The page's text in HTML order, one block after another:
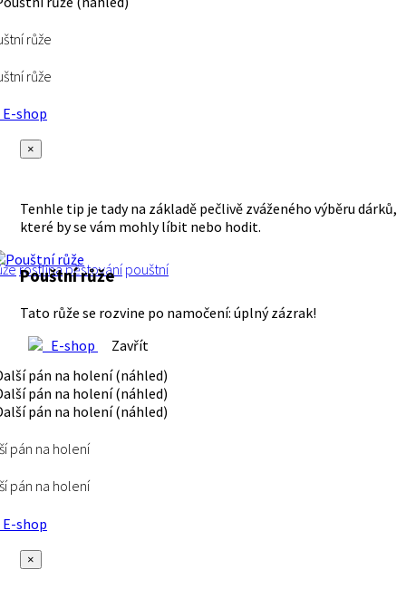
růže
růže
shop
×
Tenhle tip je tady na základě pečlivě zváženého výběru dárků,
které by se vám mohly líbit nebo hodit.
rostlinapěstování pouštní
Pouštní růže
Tato růže se rozvine po namočení: úplný zázrak!
E-shop
Zavřít
pán na holení
pán na holení
shop
×